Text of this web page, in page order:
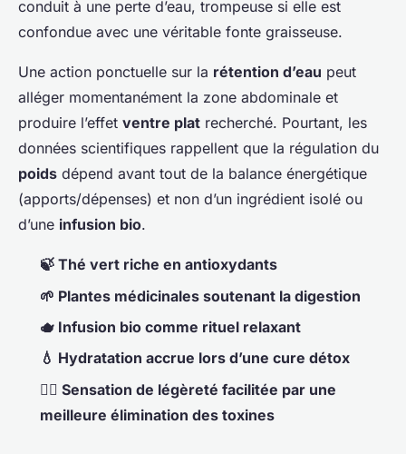
conduit à une perte d’eau, trompeuse si elle est
confondue avec une véritable fonte graisseuse.
Une action ponctuelle sur la rétention d’eau peut
alléger momentanément la zone abdominale et
produire l’effet ventre plat recherché. Pourtant, les
données scientifiques rappellent que la régulation du
poids dépend avant tout de la balance énergétique
(apports/dépenses) et non d’un ingrédient isolé ou
d’une infusion bio.
🍃 Thé vert riche en antioxydants
🌱 Plantes médicinales soutenant la digestion
🫖 Infusion bio comme rituel relaxant
💧 Hydratation accrue lors d’une cure détox
🏃‍♂️ Sensation de légèreté facilitée par une
meilleure élimination des toxines